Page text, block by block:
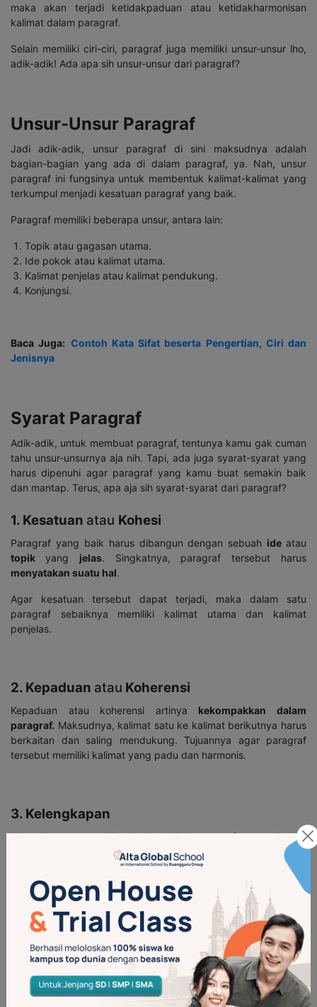
maka akan terjadi ketidakpaduan atau ketidakharmonisan
kalimat dalam paragraf.
Selain memiliki ciri-ciri, paragraf juga memiliki unsur-unsur lho,
adik-adik! Ada apa sih unsur-unsur dari paragraf?
Unsur-Unsur Paragraf
Jadi adik-adik, unsur paragraf di sini maksudnya adalah
bagian-bagian yang ada di dalam paragraf, ya. Nah, unsur
paragraf ini fungsinya untuk membentuk kalimat-kalimat yang
terkumpul menjadi kesatuan paragraf yang baik.
Paragraf memiliki beberapa unsur, antara lain:
Topik atau gagasan utama.
Ide pokok atau kalimat utama.
Kalimat penjelas atau kalimat pendukung.
Konjungsi.
Baca Juga: Contoh Kata Sifat beserta Pengertian, Ciri dan
Jenisnya
Syarat Paragraf
Adik-adik, untuk membuat paragraf, tentunya kamu gak cuman
tahu unsur-unsurnya aja nih. Tapi, ada juga syarat-syarat yang
harus dipenuhi agar paragraf yang kamu buat semakin baik
dan mantap. Terus, apa aja sih syarat-syarat dari paragraf?
1. Kesatuan atau Kohesi
Paragraf yang baik harus dibangun dengan sebuah ide atau
topik yang jelas. Singkatnya, paragraf tersebut harus
menyatakan suatu hal.
Agar kesatuan tersebut dapat terjadi, maka dalam satu
paragraf sebaiknya memiliki kalimat utama dan kalimat
penjelas.
2. Kepaduan atau Koherensi
Kepaduan atau koherensi artinya kekompakkan dalam
paragraf. Maksudnya, kalimat satu ke kalimat berikutnya harus
berkaitan dan saling mendukung. Tujuannya agar paragraf
tersebut memiliki kalimat yang padu dan harmonis.
3. Kelengkapan
Kelengkapan yang dimaksud adalah paragraf yang disusun
memiliki unsur-unsur yang lengkap, adik-adik. Artinya, paragraf
dapat dikatakan baik jika memiliki unsur gagasan utama, ide
pokok, kalimat penjelas, dan konjungsi di dalamnya.
Contoh Paragraf